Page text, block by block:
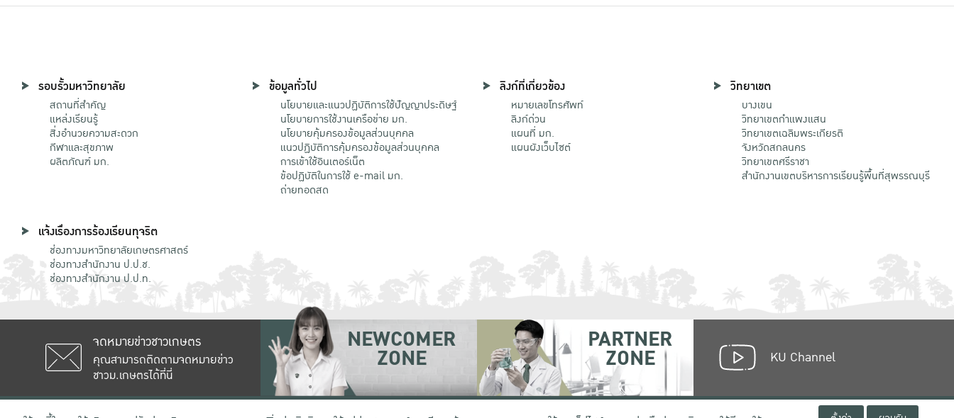
รอบรั้วมหาวิทยาลัย
สถานที่สำคัญ
แหล่งเรียนรู้
สิ่งอำนวยความสะดวก
กีฬาและสุขภาพ
ผลิตภัณฑ์ มก.
ข้อมูลทั่วไป
นโยบายและแนวปฏิบัติการใช้ปัญญาประดิษฐ์
นโยบายการใช้งานเครือข่าย มก.
นโยบายคุ้มครองข้อมูลส่วนบุคคล
แนวปฏิบัติการคุ้มครองข้อมูลส่วนบุคคล
การเข้าใช้อินเตอร์เน็ต
ข้อปฏิบัติในการใช้ e-mail มก.
ถ่ายทอดสด
ลิงก์ที่เกี่ยวข้อง
หมายเลขโทรศัพท์
ลิงก์ด่วน
แผนที่ มก.
แผนผังเว็บไซต์
วิทยาเขต
บางเขน
วิทยาเขตกําแพงแสน
วิทยาเขตเฉลิมพระเกียรติ
จังหวัดสกลนคร
วิทยาเขตศรีราชา
สำนักงานเขตบริหารการเรียนรู้พื้นที่สุพรรณบุรี
แจ้งเรื่องการร้องเรียนทุจริต
ช่องทางมหาวิทยาลัยเกษตรศาสตร์
ช่องทางสำนักงาน ป.ป.ช.
ช่องทางสำนักงาน ป.ป.ท.
จดหมายข่าวชาวเกษตร
คุณสามารถติดตามจดหมายข่าว
ชาวม.เกษตรได้ที่นี่
NEWCOMER
ZONE
PARTNER
ZONE KU Channel